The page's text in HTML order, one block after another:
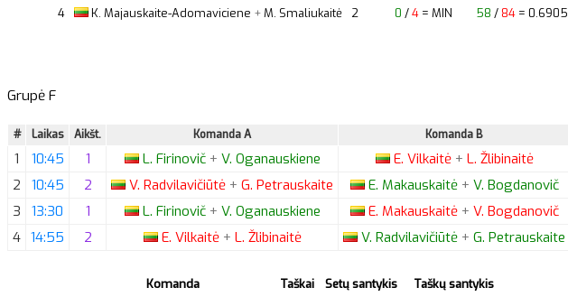
4
K. Majauskaite-Adomaviciene +M. Smaliukaitė 2 0 /4 = MIN 58 /84 = 0.6905
Grupė F
# Laikas Aikšt. Komanda A Komanda B
1 10:45 1 L. Firinovič + V. Oganauskiene E. Vilkaitė + L. Žlibinaitė
2
10:45 2 V. Radvilavičiūtė + G. Petrauskaite E. Makauskaitė + V. Bogdanovič
3
13:30 1 L. Firinovič + V. Oganauskiene E. Makauskaitė + V. Bogdanovič
4 14:55 2 E. Vilkaitė + L. Žlibinaitė V. Radvilavičiūtė + G. Petrauskaite
Komanda Taškai Setų santykis
Taškų santykis